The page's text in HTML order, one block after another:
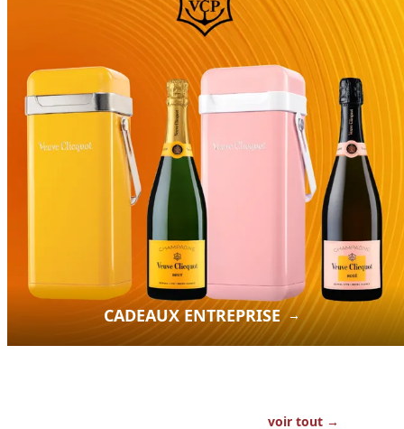
CADEAUX ENTREPRISE →
voir tout →